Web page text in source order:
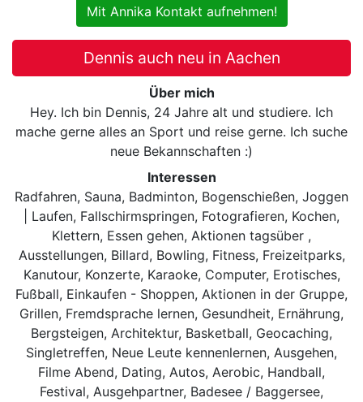
Mit Annika Kontakt aufnehmen!
Dennis auch neu in Aachen
Über mich
Hey. Ich bin Dennis, 24 Jahre alt und studiere. Ich
mache gerne alles an Sport und reise gerne. Ich suche
neue Bekannschaften :)
Interessen
Radfahren, Sauna, Badminton, Bogenschießen, Joggen
| Laufen, Fallschirmspringen, Fotografieren, Kochen,
Klettern, Essen gehen, Aktionen tagsüber ,
Ausstellungen, Billard, Bowling, Fitness, Freizeitparks,
Kanutour, Konzerte, Karaoke, Computer, Erotisches,
Fußball, Einkaufen - Shoppen, Aktionen in der Gruppe,
Grillen, Fremdsprache lernen, Gesundheit, Ernährung,
Bergsteigen, Architektur, Basketball, Geocaching,
Singletreffen, Neue Leute kennenlernen, Ausgehen,
Filme Abend, Dating, Autos, Aerobic, Handball,
Festival, Ausgehpartner, Badesee / Baggersee,